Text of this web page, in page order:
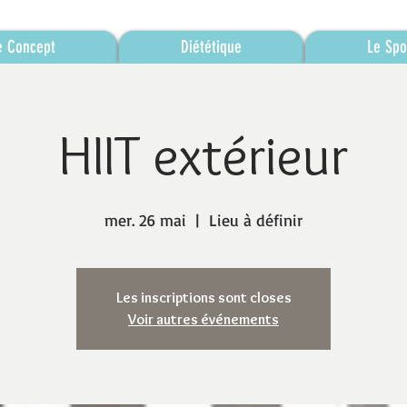
Concept Diététique Le
HIIT extérieur
mer. 26 mai
  |
Lieu à définir
Les inscriptions sont closes
Voir autres événements